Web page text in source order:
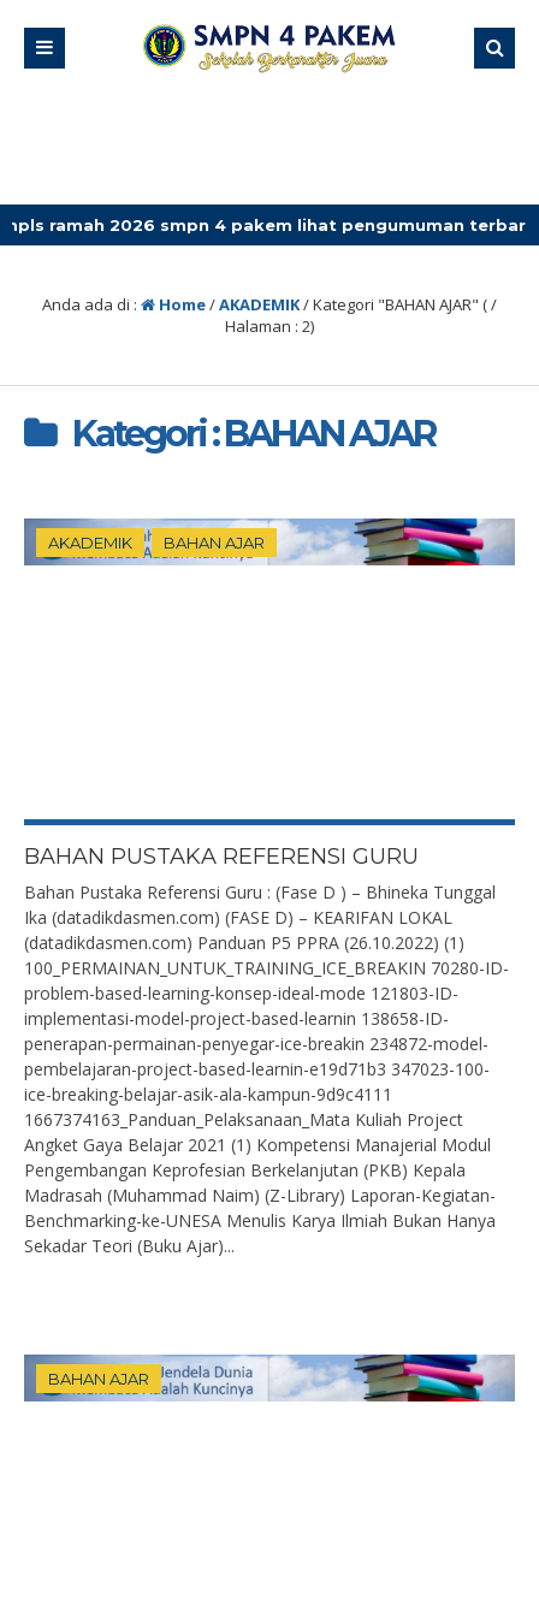
smpn 4 pakem lihat pengumuman terbaru
Anda ada di : Home/AKADEMIK/Kategori "BAHAN AJAR" ( /
Halaman : 2)
Kategori : BAHAN AJAR
AKADEMIK BAHAN AJAR
BAHAN PUSTAKA REFERENSI GURU
Bahan Pustaka Referensi Guru : (Fase D ) – Bhineka Tunggal
Ika (datadikdasmen.com) (FASE D) – KEARIFAN LOKAL
(datadikdasmen.com) Panduan P5 PPRA (26.10.2022) (1)
100_PERMAINAN_UNTUK_TRAINING_ICE_BREAKIN 70280-ID-
problem-based-learning-konsep-ideal-mode 121803-ID-
implementasi-model-project-based-learnin 138658-ID-
penerapan-permainan-penyegar-ice-breakin 234872-model-
pembelajaran-project-based-learnin-e19d71b3 347023-100-
ice-breaking-belajar-asik-ala-kampun-9d9c4111
1667374163_Panduan_Pelaksanaan_Mata Kuliah Project
Angket Gaya Belajar 2021 (1) Kompetensi Manajerial Modul
Pengembangan Keprofesian Berkelanjutan (PKB) Kepala
Madrasah (Muhammad Naim) (Z-Library) Laporan-Kegiatan-
Benchmarking-ke-UNESA Menulis Karya Ilmiah Bukan Hanya
Sekadar Teori (Buku Ajar)...
BAHAN AJAR